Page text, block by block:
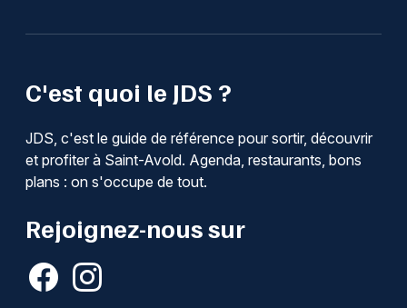
C'est quoi le JDS ?
JDS, c'est le guide de référence pour sortir, découvrir
et profiter à Saint-Avold. Agenda, restaurants, bons
plans : on s'occupe de tout.
Rejoignez-nous sur